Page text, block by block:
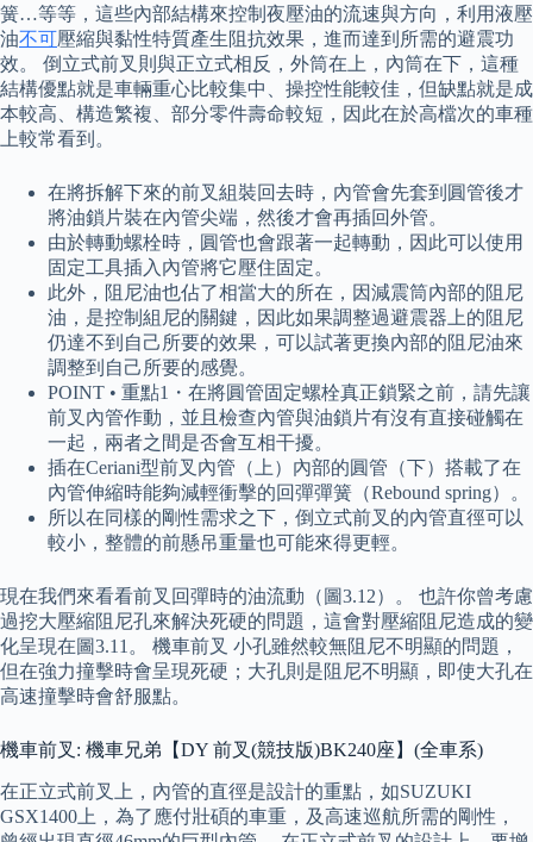
簧…等等，這些內部結構來控制夜壓油的流速與方向，利用液壓
油不可壓縮與黏性特質產生阻抗效果，進而達到所需的避震功
效。 倒立式前叉則與正立式相反，外筒在上，內筒在下，這種
結構優點就是車輛重心比較集中、操控性能較佳，但缺點就是成
本較高、構造繁複、部分零件壽命較短，因此在於高檔次的車種
上較常看到。
在將拆解下來的前叉組裝回去時，內管會先套到圓管後才
將油鎖片裝在內管尖端，然後才會再插回外管。
由於轉動螺栓時，圓管也會跟著一起轉動，因此可以使用
固定工具插入內管將它壓住固定。
此外，阻尼油也佔了相當大的所在，因減震筒內部的阻尼
油，是控制組尼的關鍵，因此如果調整過避震器上的阻尼
仍達不到自己所要的效果，可以試著更換內部的阻尼油來
調整到自己所要的感覺。
POINT • 重點1・在將圓管固定螺栓真正鎖緊之前，請先讓
前叉內管作動，並且檢查內管與油鎖片有沒有直接碰觸在
一起，兩者之間是否會互相干擾。
插在Ceriani型前叉內管（上）內部的圓管（下）搭載了在
內管伸縮時能夠減輕衝擊的回彈彈簧（Rebound spring）。
所以在同樣的剛性需求之下，倒立式前叉的內管直徑可以
較小，整體的前懸吊重量也可能來得更輕。
現在我們來看看前叉回彈時的油流動（圖3.12）。 也許你曾考慮
過挖大壓縮阻尼孔來解決死硬的問題，這會對壓縮阻尼造成的變
化呈現在圖3.11。 機車前叉 小孔雖然較無阻尼不明顯的問題，
但在強力撞擊時會呈現死硬；大孔則是阻尼不明顯，即使大孔在
高速撞擊時會舒服點。
機車前叉: 機車兄弟【DY 前叉(競技版)BK240座】(全車系)
在正立式前叉上，內管的直徑是設計的重點，如SUZUKI
GSX1400上，為了應付壯碩的車重，及高速巡航所需的剛性，